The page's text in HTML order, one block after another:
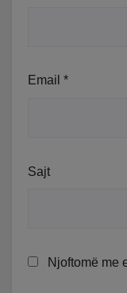
Email *
Sajt
Njoftomë me